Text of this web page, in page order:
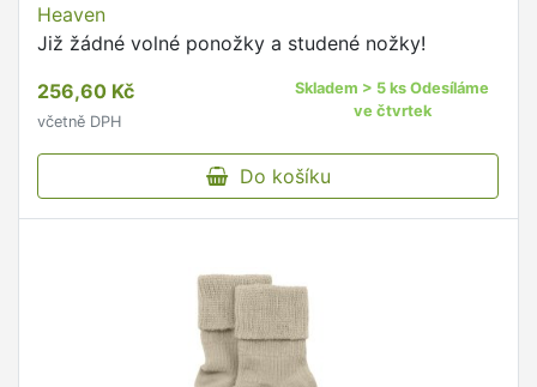
Heaven
Již žádné volné ponožky a studené nožky!
256,60 Kč
včetně DPH
Skladem > 5 ks Odesíláme
ve čtvrtek
Do košíku